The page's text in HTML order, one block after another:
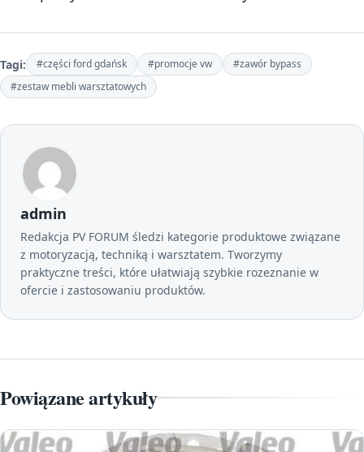
Tagi: #części ford gdańsk #promocje vw
#zawór bypass
#zestaw mebli warsztatowych
admin
Redakcja PV FORUM śledzi kategorie produktowe związane
z motoryzacją, techniką i warsztatem. Tworzymy
praktyczne treści, które ułatwiają szybkie rozeznanie w
ofercie i zastosowaniu produktów.
Powiązane artykuły